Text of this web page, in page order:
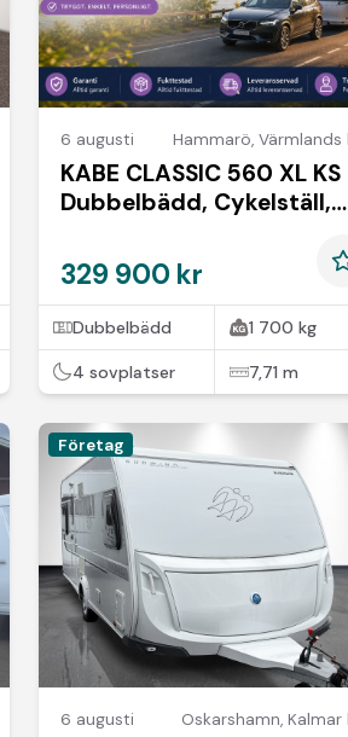
6 augusti Hammarö, Värmlands
KABE CLASSIC 560 XL KS
Dubbelbädd, Cykelställ,
329 900 kr
Dubbelbädd 1 700 kg
4 sovplatser 7,71 m
Företag
6 augusti Oskarshamn, Kalmar